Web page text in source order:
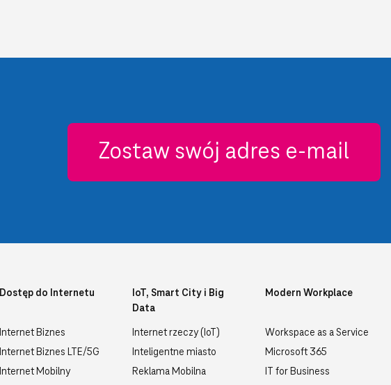
Zostaw swój adres e-mail
Dostęp do Internetu
Internet Biznes
Internet Biznes LTE/5G
Internet Mobilny
IoT, Smart City i Big
Data
Internet rzeczy (IoT)
Inteligentne miasto
Reklama Mobilna
Modern Workplace
Workspace as a Service
Microsoft 365
IT for Business